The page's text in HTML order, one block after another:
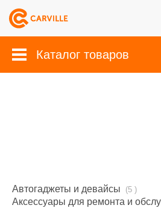
Каталог товаров
Автогаджеты и девайсы (5 )
Аксессуары для ремонта и